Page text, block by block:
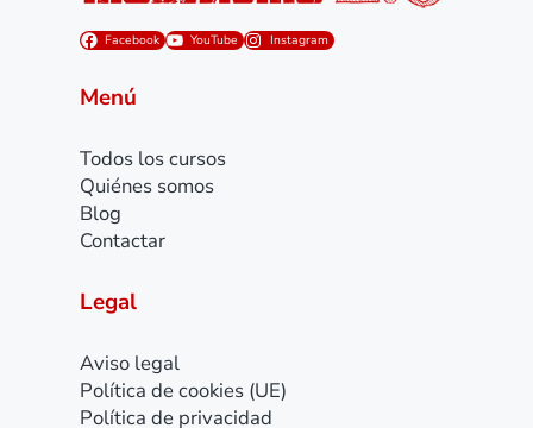
Facebook YouTube Instagram
Menú
Todos los cursos
Quiénes somos
Blog
Contactar
Legal
Aviso legal
Política de cookies (UE)
Política de privacidad